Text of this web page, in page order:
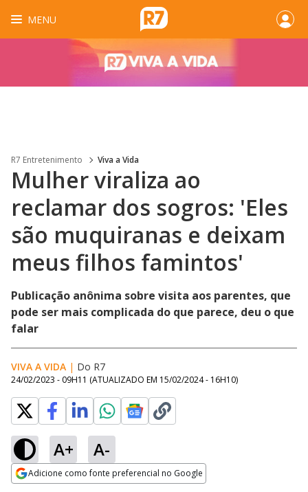
MENU
R7 Entretenimento Viva a Vida
Mulher viraliza ao
reclamar dos sogros: 'Eles
são muquiranas e deixam
meus filhos famintos'
Publicação anônima sobre visita aos parentes, que
pode ser mais complicada do que parece, deu o que
falar
VIVA A VIDA | Do R7
24/02/2023 - 09H11 (ATUALIZADO EM 15/02/2024 - 16H10)
A+ A-
Adicione como fonte preferencial no Google